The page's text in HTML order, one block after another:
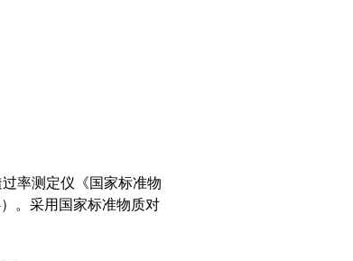
率测定仪《国家标准物
。采用国家标准物质对